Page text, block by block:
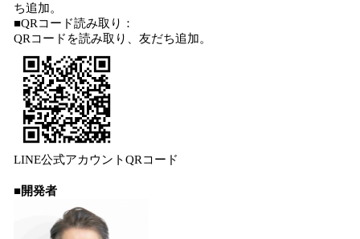
ち追加。
■QRコード読み取り：
QRコードを読み取り、友だち追加。
LINE公式アカウントQRコード
■開発者